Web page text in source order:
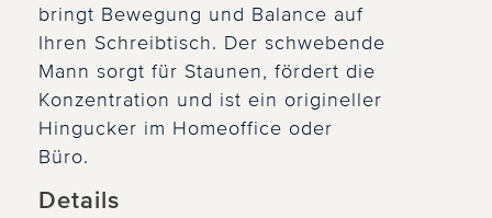
bringt Bewegung und Balance auf
Ihren Schreibtisch. Der schwebende
Mann sorgt für Staunen, fördert die
Konzentration und ist ein origineller
Hingucker im Homeoffice oder
Büro.
Details